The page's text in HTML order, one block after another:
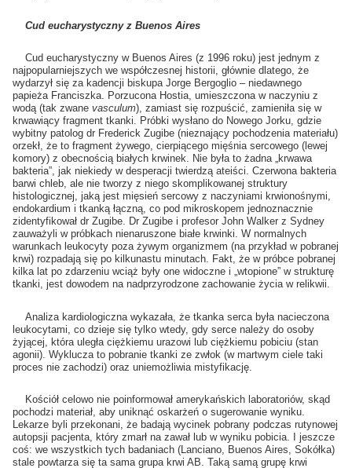
Cud eucharystyczny z Buenos Aires
Cud eucharystyczny w Buenos Aires (z 1996 roku) jest jednym z
najpopularniejszych we współczesnej historii, głównie dlatego, że
wydarzył się za kadencji biskupa Jorge Bergoglio – niedawnego
papieża Franciszka. Porzucona Hostia, umieszczona w naczyniu z
wodą (tak zwanevasculum), zamiast się rozpuścić, zamieniła się w
krwawiący fragment tkanki. Próbki wysłano do Nowego Jorku, gdzie
wybitny patolog dr Frederick Zugibe (nieznający pochodzenia materiału)
orzekł, że to fragment żywego, cierpiącego mięśnia sercowego (lewej
komory) z obecnością białych krwinek. Nie była to żadna „krwawa
bakteria”, jak niekiedy w desperacji twierdzą ateiści. Czerwona bakteria
barwi chleb, ale nie tworzy z niego skomplikowanej struktury
histologicznej, jaką jest mięsień sercowy z naczyniami krwionośnymi,
endokardium i tkanką łączną, co pod mikroskopem jednoznacznie
zidentyfikował dr Zugibe. Dr Zugibe i profesor John Walker z Sydney
zauważyli w próbkach nienaruszone białe krwinki. W normalnych
warunkach leukocyty poza żywym organizmem (na przykład w pobranej
krwi) rozpadają się po kilkunastu minutach. Fakt, że w próbce pobranej
kilka lat po zdarzeniu wciąż były one widoczne i „wtopione” w strukturę
tkanki, jest dowodem na nadprzyrodzone zachowanie życia w relikwii.
Analiza kardiologiczna wykazała, że tkanka serca była nacieczona
leukocytami, co dzieje się tylko wtedy, gdy serce należy do osoby
żyjącej, która uległa ciężkiemu urazowi lub ciężkiemu pobiciu (stan
agonii). Wyklucza to pobranie tkanki ze zwłok (w martwym ciele taki
proces nie zachodzi) oraz uniemożliwia mistyfikację.
Kościół celowo nie poinformował amerykańskich laboratoriów, skąd
pochodzi materiał, aby uniknąć oskarżeń o sugerowanie wyniku.
Lekarze byli przekonani, że badają wycinek pobrany podczas rutynowej
autopsji pacjenta, który zmarł na zawał lub w wyniku pobicia. I jeszcze
coś: we wszystkich tych badaniach (Lanciano, Buenos Aires, Sokółka)
stale powtarza się ta sama grupa krwi AB. Taką samą grupę krwi